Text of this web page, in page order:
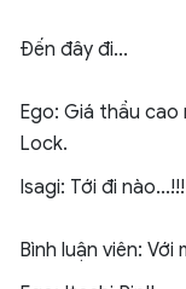
Đến đây đi...
Ego: Giá thầu cao
Lock.
Isagi: Tới đi nào...!!!
Bình luận viên: